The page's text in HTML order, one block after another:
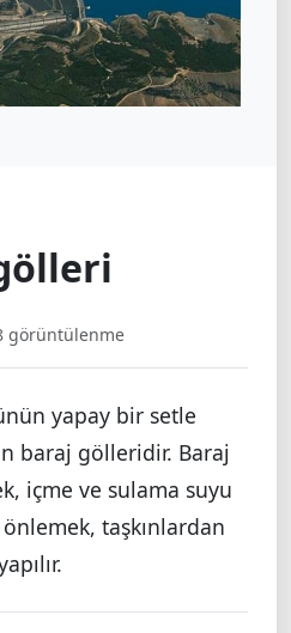
görüntülenme
yapay bir setle
baraj gölleridir. Baraj
içme ve sulama suyu
taşkınlardan